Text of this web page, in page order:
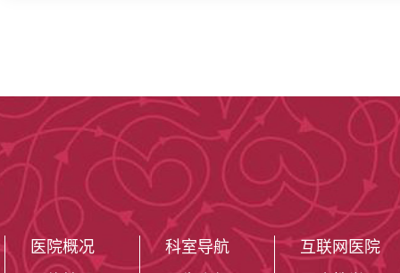
医院概况
科室导航
互联网医院